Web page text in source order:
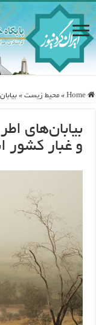
Home
» محيط زيست »
بیابان‌های
و غبار